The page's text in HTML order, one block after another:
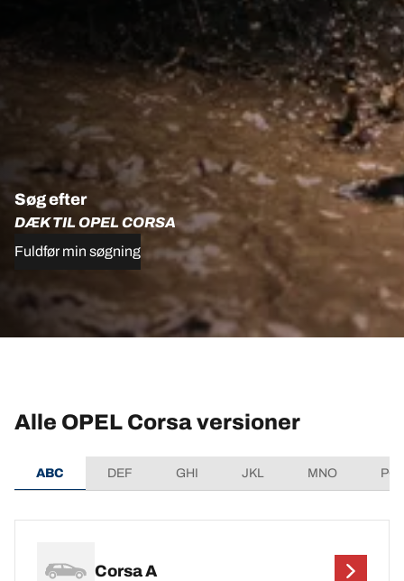
Søg efter
DÆK TIL OPEL CORSA
Fuldfør min søgning
Alle OPEL Corsa versioner
ABC DEF GHI JKL MNO
Corsa A